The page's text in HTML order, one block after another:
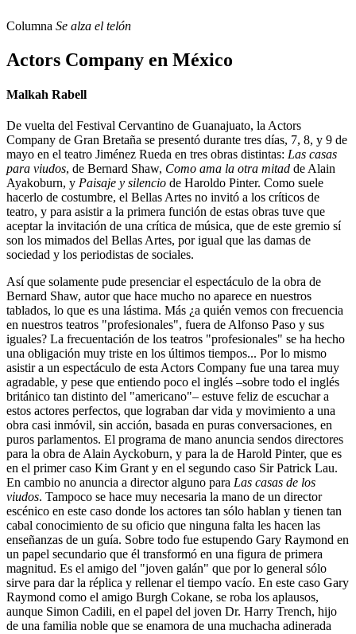
Columna Se alza el telón
Actors Company en México
Malkah Rabell
De vuelta del Festival Cervantino de Guanajuato, la Actors
Company de Gran Bretaña se presentó durante tres días, 7, 8, y 9 de
mayo en el teatro Jiménez Rueda en tres obras distintas: Las casas
para viudos, de Bernard Shaw, Como ama la otra mitad de Alain
Ayakoburn, y Paisaje y silencio de Haroldo Pinter. Como suele
hacerlo de costumbre, el Bellas Artes no invitó a los críticos de
teatro, y para asistir a la primera función de estas obras tuve que
aceptar la invitación de una crítica de música, que de este gremio sí
son los mimados del Bellas Artes, por igual que las damas de
sociedad y los periodistas de sociales.
Así que solamente pude presenciar el espectáculo de la obra de
Bernard Shaw, autor que hace mucho no aparece en nuestros
tablados, lo que es una lástima. Más ¿a quién vemos con frecuencia
en nuestros teatros "profesionales", fuera de Alfonso Paso y sus
iguales? La frecuentación de los teatros "profesionales" se ha hecho
una obligación muy triste en los últimos tiempos... Por lo mismo
asistir a un espectáculo de esta Actors Company fue una tarea muy
agradable, y pese que entiendo poco el inglés –sobre todo el inglés
británico tan distinto del "americano"– estuve feliz de escuchar a
estos actores perfectos, que lograban dar vida y movimiento a una
obra casi inmóvil, sin acción, basada en puras conversaciones, en
puros parlamentos. El programa de mano anuncia sendos directores
para la obra de Alain Ayckoburn, y para la de Harold Pinter, que es
en el primer caso Kim Grant y en el segundo caso Sir Patrick Lau.
En cambio no anuncia a director alguno para Las casas de los
viudos. Tampoco se hace muy necesaria la mano de un director
escénico en este caso donde los actores tan sólo hablan y tienen tan
cabal conocimiento de su oficio que ninguna falta les hacen las
enseñanzas de un guía. Sobre todo fue estupendo Gary Raymond en
un papel secundario que él transformó en una figura de primera
magnitud. Es el amigo del "joven galán" que por lo general sólo
sirve para dar la réplica y rellenar el tiempo vacío. En este caso Gary
Raymond como el amigo Burgh Cokane, se roba los aplausos,
aunque Simon Cadili, en el papel del joven Dr. Harry Trench, hijo
de una familia noble que se enamora de una muchacha adinerada